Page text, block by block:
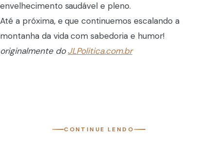
envelhecimento saudável e pleno.
Até a próxima, e que continuemos escalando a
montanha da vida com sabedoria e humor!
originalmente doJLPolitica.com.br
CONTINUE LENDO